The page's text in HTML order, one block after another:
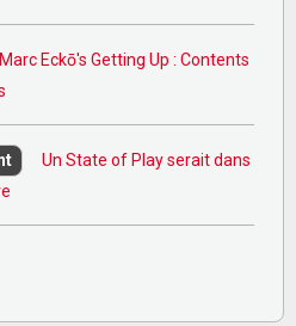
Marc Eckō's Getting Up : Contents
Un State of Play serait dans